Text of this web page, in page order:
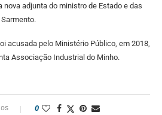
nova adjunta do ministro de Estado e das
acusada pelo Ministério Público, em 2018,
Associação Industrial do Minho.
0